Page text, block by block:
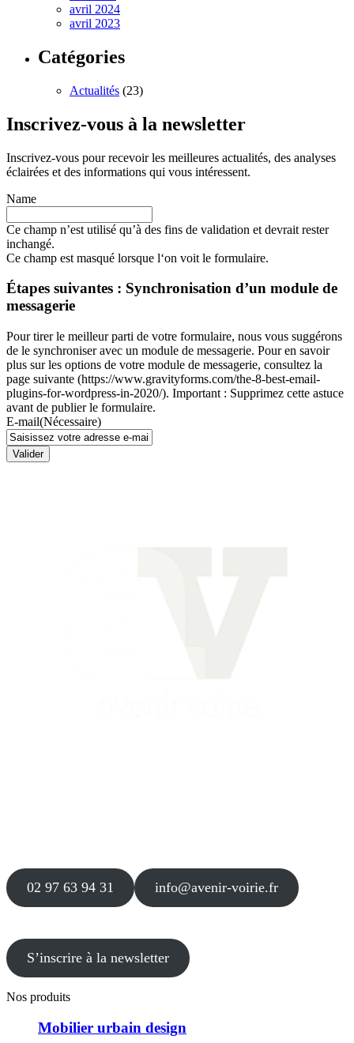
avril 2024
avril 2023
Catégories
Actualités (23)
Inscrivez-vous à la newsletter
Inscrivez-vous pour recevoir les meilleures actualités, des analyses
éclairées et des informations qui vous intéressent.
Name
Ce champ n’est utilisé qu’à des fins de validation et devrait rester
inchangé.
Ce champ est masqué lorsque l‘on voit le formulaire.
Étapes suivantes : Synchronisation d’un module de
messagerie
Pour tirer le meilleur parti de votre formulaire, nous vous suggérons
de le synchroniser avec un module de messagerie. Pour en savoir
plus sur les options de votre module de messagerie, consultez la
page suivante (https://www.gravityforms.com/the-8-best-email-
plugins-for-wordpress-in-2020/). Important : Supprimez cette astuce
avant de publier le formulaire.
E-mail(Nécessaire)
Valider
02 97 63 94 31 info@avenir-voirie.fr
S’inscrire à la newsletter
Nos produits
Mobilier urbain design